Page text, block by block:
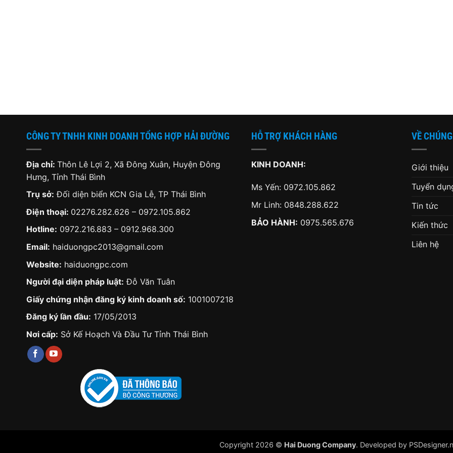
CÔNG TY TNHH KINH DOANH TỔNG HỢP HẢI ĐƯỜNG
Địa chỉ: Thôn Lê Lợi 2, Xã Đông Xuân, Huyện Đông
Hưng, Tỉnh Thái Bình
Trụ sở: Đối diện biển KCN Gia Lễ, TP Thái Bình
Điện thoại: 02276.282.626 – 0972.105.862
Hotline: 0972.216.883 – 0912.968.300
Email: haiduongpc2013@gmail.com
Website: haiduongpc.com
Người đại diện pháp luật: Đỗ Văn Tuân
Giấy chứng nhận đăng ký kinh doanh số: 1001007218
Đăng ký lần đầu: 17/05/2013
Nơi cấp: Sở Kế Hoạch Và Đầu Tư Tỉnh Thái Bình
HỖ TRỢ KHÁCH HÀNG
KINH DOANH:
Ms Yến: 0972.105.862
Mr Linh: 0848.288.622
BẢO HÀNH: 0975.565.676
VỀ
Giới thiệu
Tuyển
Tin tức
Kiến thức
Liên hệ
Copyright 2026 © Hai Duong Company. Developed by